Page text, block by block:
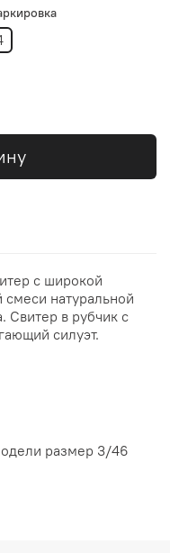
с широкой
натуральной
Свитер в рубчик с
силуэт.
размер 3/46